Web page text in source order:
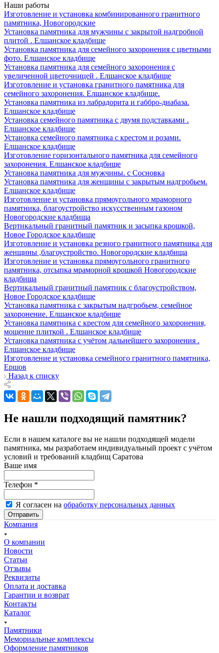
Наши работы
Изготовление и установка комбинированного гранитного
памятника, Новогородские
Установка памятника для мужчины с закрытой надгробной
плитой . Елшанское кладбище
Установка памятника для семейного захоронения с цветными
фото. Елшанское кладбище
Установка памятника для семейного захоронения с
увеличенной цветочницей . Елшанское кладбище
Изготовление и установка гранитного памятника для
семейного захоронения. Елшанское кладбище.
Установка памятника из лабрадорита и габбро-диабаза.
Елшанское кладбище
Установка семейного памятника с двумя подставками .
Елшанское кладбище
Установка семейного памятника с крестом и розами.
Елшанское кладбище
Изготовление горизонтального памятника для семейного
захоронения. Елшанское кладбище
Установка памятника для мужчины. с Сосновка
Установка памятника для женщины с закрытым надгробьем.
Елшанское кладбище
Изготовление и установка прямоугольного мраморного
памятника, благоустройство искусственным газоном
Новогородские кладбища
Вертикальный гранитный памятник и засыпка крошкой,
Новое Городское кладбище
Изготовление и установка резного гранитного памятника для
женщины ,благоустройство. Новогородские кладбища
Изготовление и установка прямоугольного гранитного
памятника, отсыпка мраморной крошкой Новогородские
кладбища
Вертикальный гранитный памятник с благоустройством,
Новое Городское кладбище
Установка памятника с закрытым надгробьем, семейное
захоронение. Елшанское кладбище
Установка памятника с крестом для семейного захоронения,
мощение плиткой . Елшанское кладбище
Установка памятника с учётом дальнейшего захоронения .
Елшанское кладбище
Изготовление и установка семейного гранитного памятника,
Ершов
Назад к списку
Не нашли подходящий памятник?
Если в нашем каталоге вы не нашли подходящей модели
памятника, мы разработаем индивидуальный проект с учётом
условий и требований кладбищ Саратова
Ваше имя
Телефон *
Я согласен на обработку персональных данных
Отправить
Компания
О компании
Новости
Статьи
Отзывы
Реквизиты
Оплата и доставка
Гарантии и возврат
Контакты
Каталог
Памятники
Мемориальные комплексы
Оформление памятников